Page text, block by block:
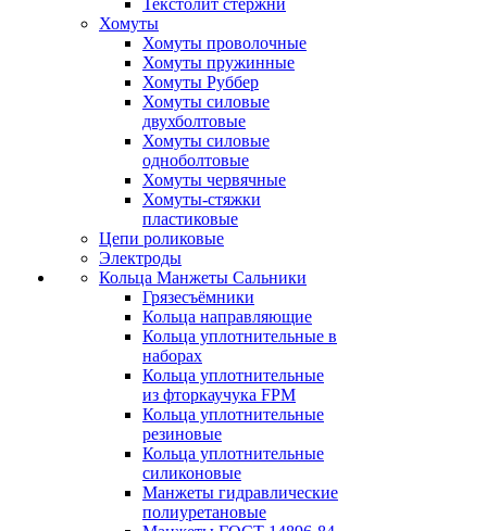
Текстолит стержни
Хомуты
Хомуты проволочные
Хомуты пружинные
Хомуты Руббер
Хомуты силовые
двухболтовые
Хомуты силовые
одноболтовые
Хомуты червячные
Хомуты-стяжки
пластиковые
Цепи роликовые
Электроды
Кольца Манжеты Сальники
Грязесъёмники
Кольца направляющие
Кольца уплотнительные в
наборах
Кольца уплотнительные
из фторкаучука FPM
Кольца уплотнительные
резиновые
Кольца уплотнительные
силиконовые
Манжеты гидравлические
полиуретановые